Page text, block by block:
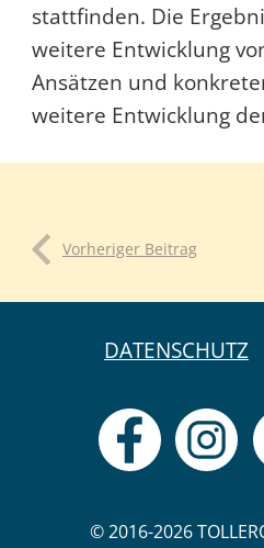
stattfinden. Die
weitere Entwicklung
Ansätzen und
weitere Entwicklung
Vorheriger Beitrag
DATENSCHUTZ
© 2016-2026